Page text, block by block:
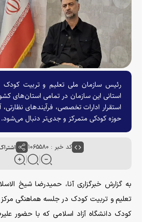
رئیس سازمان ملی تعلیم و تربیت کودک
استانی این سازمان در تمامی استان‌های
استقرار ادارات تخصصی، فرآیندهای
حوزه کودکی متمرکز و جدی‌تر دنبال می‌شود.
کد خبر : ۱۰۶۵۵۸۰
به گزارش خبرگزاری آنا، حمیدرضا شیخ
تعلیم و تربیت کودک در جلسه هماهنگی
کودک دانشگاه آزاد اسلامی که با حضور